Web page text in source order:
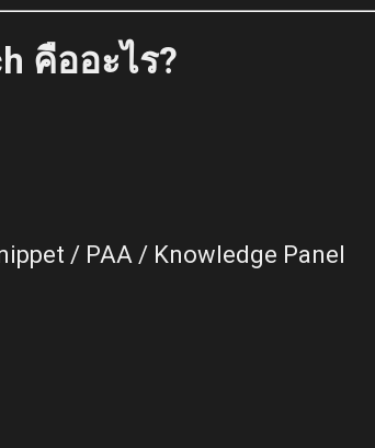
คืออะไร?
/ PAA / Knowledge Panel